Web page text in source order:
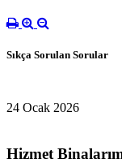
Sıkça Sorulan Sorular
24 Ocak 2026
Hizmet